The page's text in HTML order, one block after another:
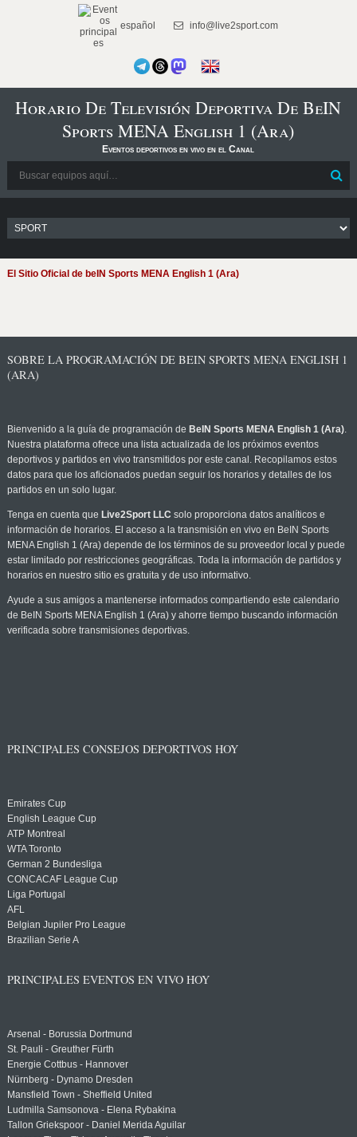
español info@live2sport.com
Horario De Televisión Deportiva De BeIN
Sports MENA English 1 (Ara)
Eventos deportivos en vivo en el Canal
El Sitio Oficial de beIN Sports MENA English 1 (Ara)
SOBRE LA PROGRAMACIÓN DE BEIN SPORTS MENA ENGLISH 1
(ARA)
Bienvenido a la guía de programación de BeIN Sports MENA English 1 (Ara).
Nuestra plataforma ofrece una lista actualizada de los próximos eventos
deportivos y partidos en vivo transmitidos por este canal. Recopilamos estos
datos para que los aficionados puedan seguir los horarios y detalles de los
partidos en un solo lugar.
Tenga en cuenta que Live2Sport LLC solo proporciona datos analíticos e
información de horarios. El acceso a la transmisión en vivo en BeIN Sports
MENA English 1 (Ara) depende de los términos de su proveedor local y puede
estar limitado por restricciones geográficas. Toda la información de partidos y
horarios en nuestro sitio es gratuita y de uso informativo.
Ayude a sus amigos a mantenerse informados compartiendo este calendario
de BeIN Sports MENA English 1 (Ara) y ahorre tiempo buscando información
verificada sobre transmisiones deportivas.
PRINCIPALES CONSEJOS DEPORTIVOS HOY
Emirates Cup
English League Cup
ATP Montreal
WTA Toronto
German 2 Bundesliga
CONCACAF League Cup
Liga Portugal
AFL
Belgian Jupiler Pro League
Brazilian Serie A
PRINCIPALES EVENTOS EN VIVO HOY
Arsenal - Borussia Dortmund
St. Pauli - Greuther Fürth
Energie Cottbus - Hannover
Nürnberg - Dynamo Dresden
Mansfield Town - Sheffield United
Ludmilla Samsonova - Elena Rybakina
Tallon Griekspoor - Daniel Merida Aguilar